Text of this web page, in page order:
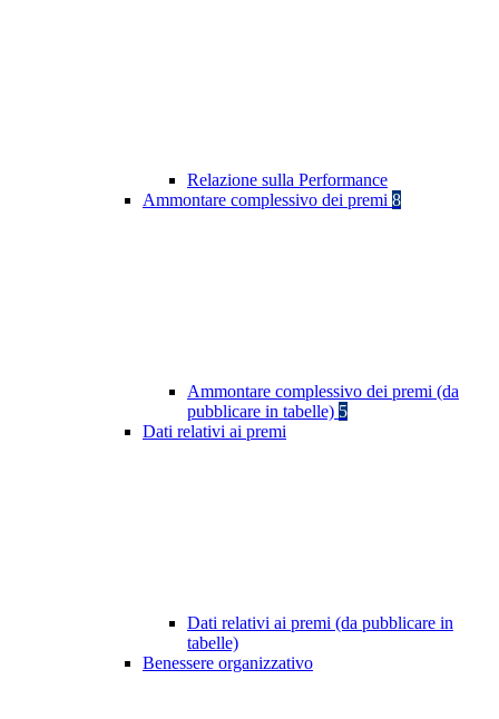
Relazione sulla Performance
Ammontare complessivo dei premi 8
Ammontare complessivo dei premi (da
pubblicare in tabelle) 5
Dati relativi ai premi
Dati relativi ai premi (da pubblicare in
tabelle)
Benessere organizzativo